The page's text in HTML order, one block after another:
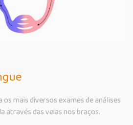
os mais diversos exames de análises
através das veias nos braços.